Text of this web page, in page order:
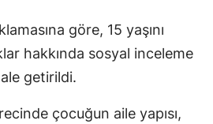
göre, 15 yaşını
hakkında sosyal inceleme
getirildi.
çocuğun aile yapısı,